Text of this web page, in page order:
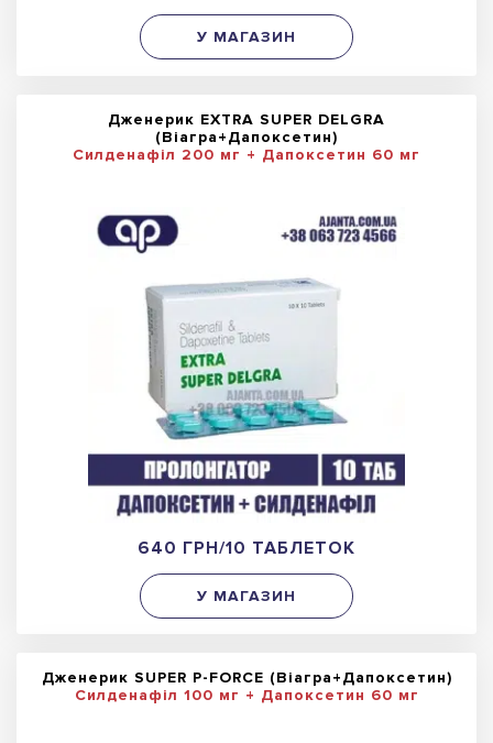
У МАГАЗИН
Дженерик EXTRA SUPER DELGRA
(Віагра+Дапоксетин)
Силденафіл 200 мг + Дапоксетин 60 мг
640 ГРН/10 ТАБЛЕТОК
У МАГАЗИН
Дженерик SUPER P-FORCE (Віагра+Дапоксетин)
Силденафіл 100 мг + Дапоксетин 60 мг